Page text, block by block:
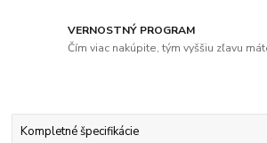
VERNOSTNÝ PROGRAM
Čím viac nakúpite, tým vyššiu zľavu
Kompletné špecifikácie